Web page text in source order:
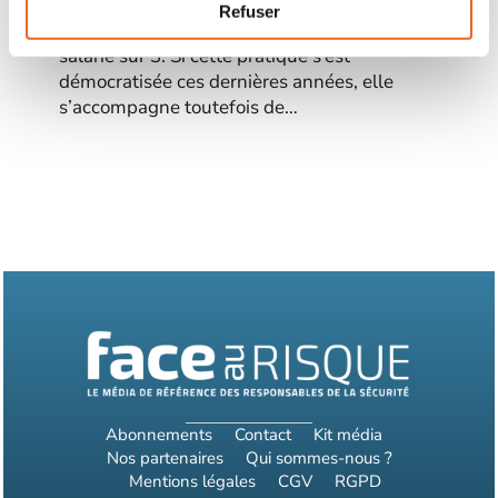
Refuser
régulière. Cela représente quasiment 1
salarié sur 3. Si cette pratique s’est
démocratisée ces dernières années, elle
s’accompagne toutefois de…
Abonnements Contact
Kit média
Nos partenaires
Qui sommes-nous ?
Mentions légales
CGV RGPD